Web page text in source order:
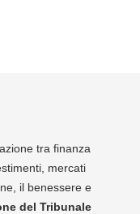
tra finanza
mercati
il benessere e
del Tribunale